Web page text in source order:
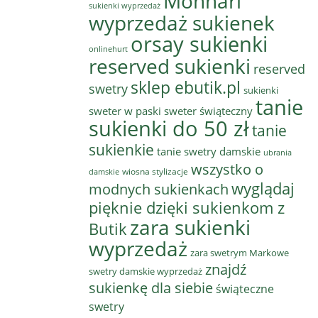
sukienki wyprzedaż
wyprzedaż sukienek
onlinehurt orsay sukienki
reserved sukienki reserved
swetry sklep ebutik.pl sukienki
sweter w paski sweter świątecznytanie
sukienki do 50 złtanie
sukienkie tanie swetry damskie ubrania
damskie wiosna stylizacje wszystko o
modnych sukienkachwyglądaj
pięknie dzięki sukienkom z
Butik zara sukienki
wyprzedaż zara swetrym Markowe
swetry damskie wyprzedaż znajdź
sukienkę dla siebieświąteczne
swetry